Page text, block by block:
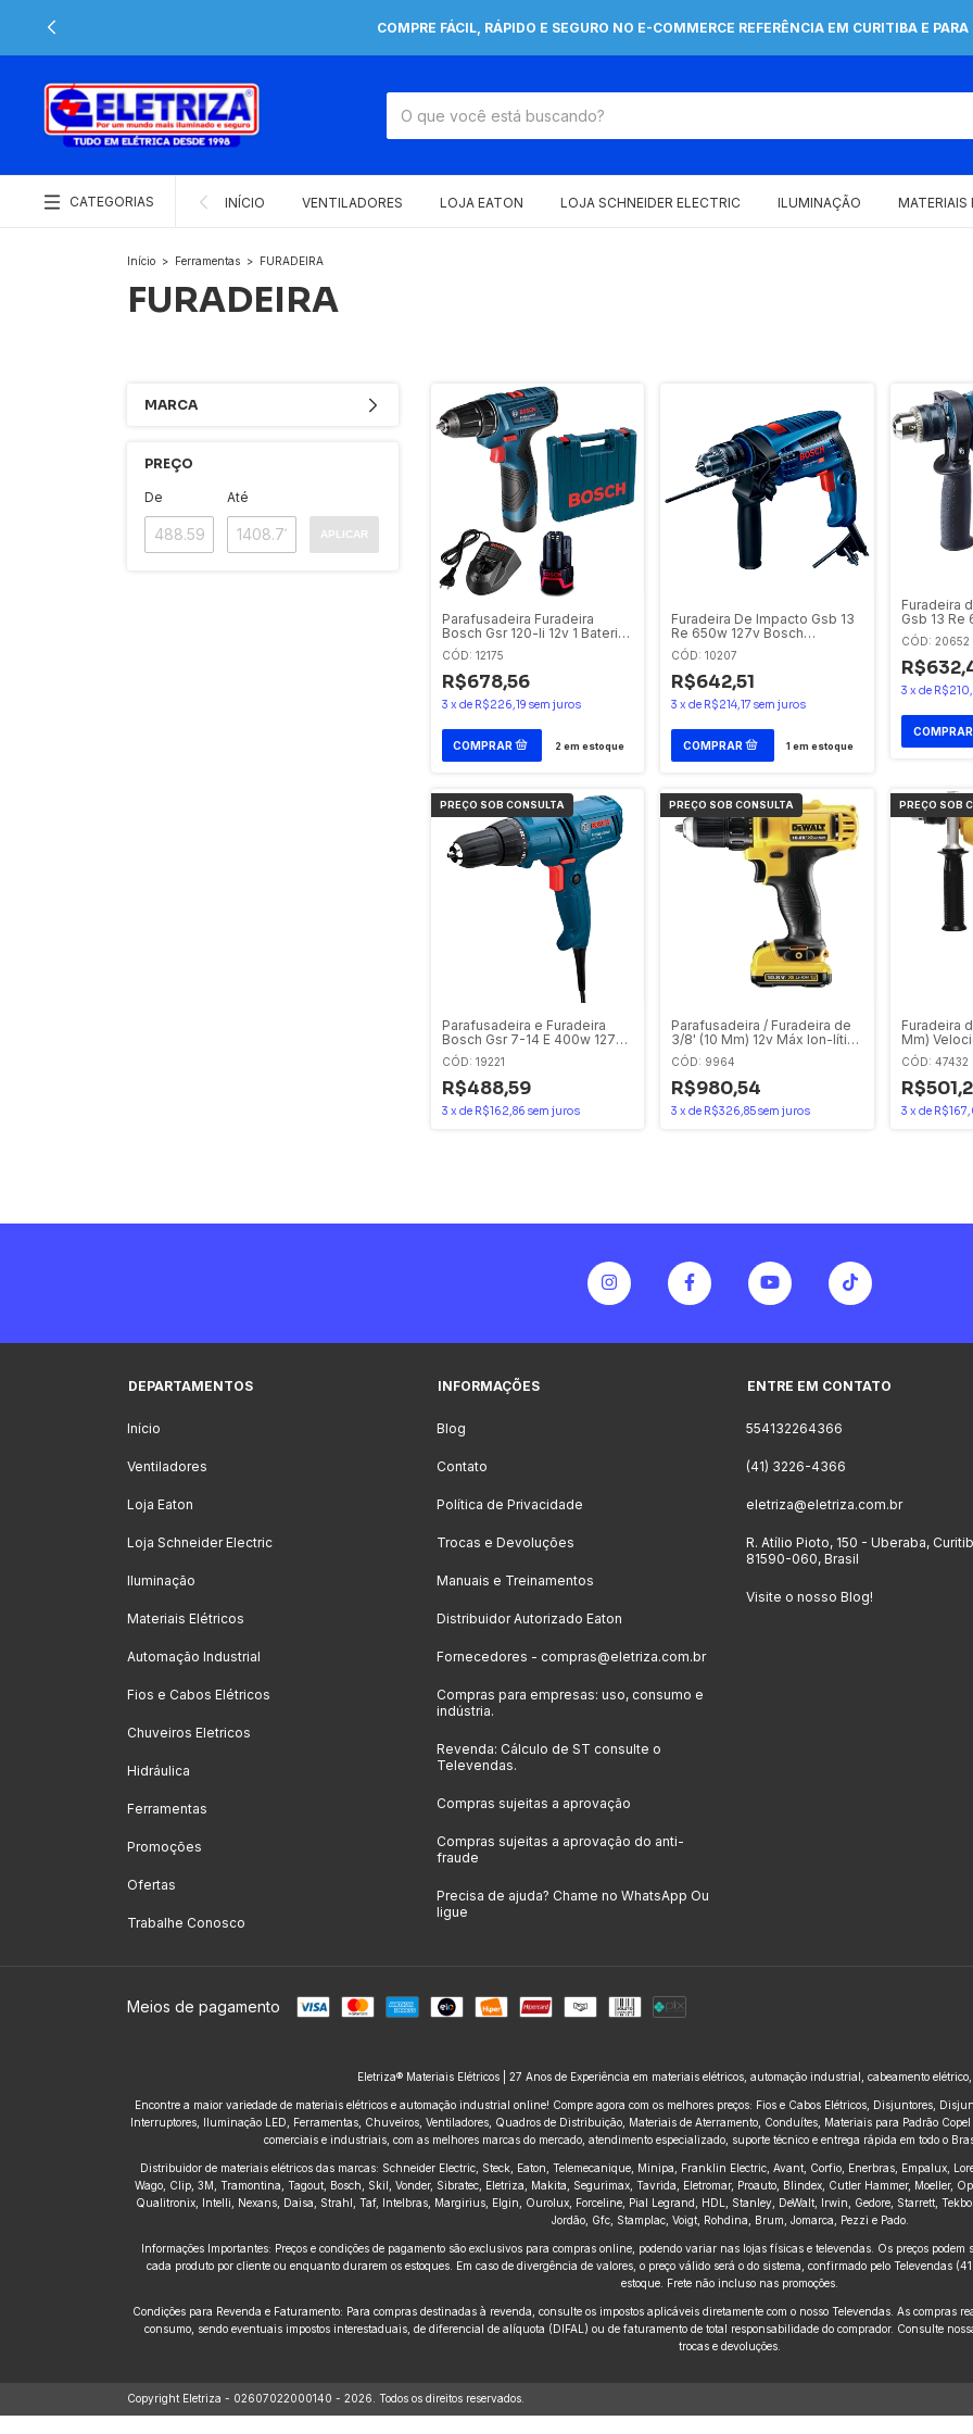
COMPRE FÁCIL, RÁPIDO E SEGURO NO E-COMMERCE REFERÊNCIA EM CURITIBA E
CATEGORIAS INÍCIO VENTILADORES LOJA EATON LOJA SCHNEIDER ELECTRIC ILUMINAÇÃO MATERIAIS
Início > Ferramentas > FURADEIRA
FURADEIRA
MARCA
PREÇO
De Até
APLICAR
Parafusadeira Furadeira
Bosch Gsr 120-li 12v 1 Bateria
e Maleta Bosch
CÓD: 12175
R$678,56
3 x de R$226,19 sem juros
2 em estoque
Furadeira De Impacto Gsb 13
Re 650w 127v Bosch
Ref.:060123d5d
CÓD: 10207
R$642,51
3 xde R$214,17 sem juros
1 em estoque
Furadeira
Gsb 13 Re
Maleta
CÓD: 20652
3 x de
Parafusadeira e Furadeira
Bosch Gsr 7-14 E 400w 127v
Com Cabo de 4m
CÓD: 19221
R$488,59
3 x de R$162,86 sem juros
Parafusadeira / Furadeira de
3/8' (10 Mm) 12v Máx Ion-lítio
Dewalt
CÓD: 9964
R$980,54
3 xde R$326,85sem juros
Furadeira
Mm)
Reversível
CÓD: 47432
3 x de
DEPARTAMENTOS
Início
Ventiladores
Loja Eaton
Loja Schneider Electric
Iluminação
Materiais Elétricos
Automação Industrial
Fios e Cabos Elétricos
Chuveiros Eletricos
Hidráulica
Ferramentas
Promoções
Ofertas
Trabalhe Conosco
INFORMAÇÕES
Blog
Contato
Política de Privacidade
Trocas e Devoluções
Manuais e Treinamentos
Distribuidor Autorizado Eaton
Fornecedores - compras@eletriza.com.br
Compras para empresas: uso, consumo e
indústria.
Revenda: Cálculo de ST consulte o
Televendas.
Compras sujeitas a aprovação
Compras sujeitas a aprovação do anti-
fraude
Precisa de ajuda? Chame no WhatsApp Ou
ligue
ENTRE EM CONTATO
554132264366
(41) 3226-4366
eletriza@eletriza.com.br
R. Atílio Pioto, 150 - Uberaba,
81590-060, Brasil
Visite o nosso Blog!
Meios de pagamento
Eletriza® Materiais Elétricos | 27 Anos de Experiência em materiais elétricos, automação industrial, cabeamento
Encontre a maior variedade de materiais elétricos e automação industrial online! Compre agora com os melhores preços: Fios e Cabos Elétricos, Disjuntores,
Interruptores, Iluminação LED, Ferramentas, Chuveiros, Ventiladores, Quadros de Distribuição, Materiais de Aterramento, Conduítes, Materiais para Padrão
comerciais e industriais, com as melhores marcas do mercado, atendimento especializado, suporte técnico e entrega rápida em todo o
Distribuidor de materiais elétricos das marcas: Schneider Electric, Steck, Eaton, Telemecanique, Minipa, Franklin Electric, Avant, Corfio, Enerbras, Empalux,
Wago, Clip, 3M, Tramontina, Tagout, Bosch, Skil, Vonder, Sibratec, Eletriza, Makita, Segurimax, Tavrida, Eletromar, Proauto, Blindex, Cutler Hammer, Moeller,
Qualitronix, Intelli, Nexans, Daisa, Strahl, Taf, Intelbras, Margirius, Elgin, Ourolux, Forceline, Pial Legrand, HDL, Stanley, DeWalt, Irwin, Gedore, Starrett,
Jordão, Gfc, Stamplac, Voigt, Rohdina, Brum, Jomarca, Pezzi e Pado.
Informações Importantes: Preços e condições de pagamento são exclusivos para compras online, podendo variar nas lojas físicas e televendas. Os preços
cada produto por cliente ou enquanto durarem os estoques. Em caso de divergência de valores, o preço válido será o do sistema, confirmado pelo Televendas
estoque. Frete não incluso nas promoções.
Condições para Revenda e Faturamento: Para compras destinadas à revenda, consulte os impostos aplicáveis diretamente com o nosso Televendas. As compras
consumo, sendo eventuais impostos interestaduais, de diferencial de alíquota (DIFAL) ou de faturamento de total responsabilidade do comprador. Consulte
trocas e devoluções.
Copyright Eletriza - 02607022000140 - 2026. Todos os direitos reservados.